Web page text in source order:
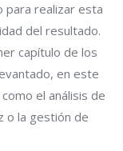
para realizar esta
del resultado.
capítulo de los
en este
el análisis de
o la gestión de